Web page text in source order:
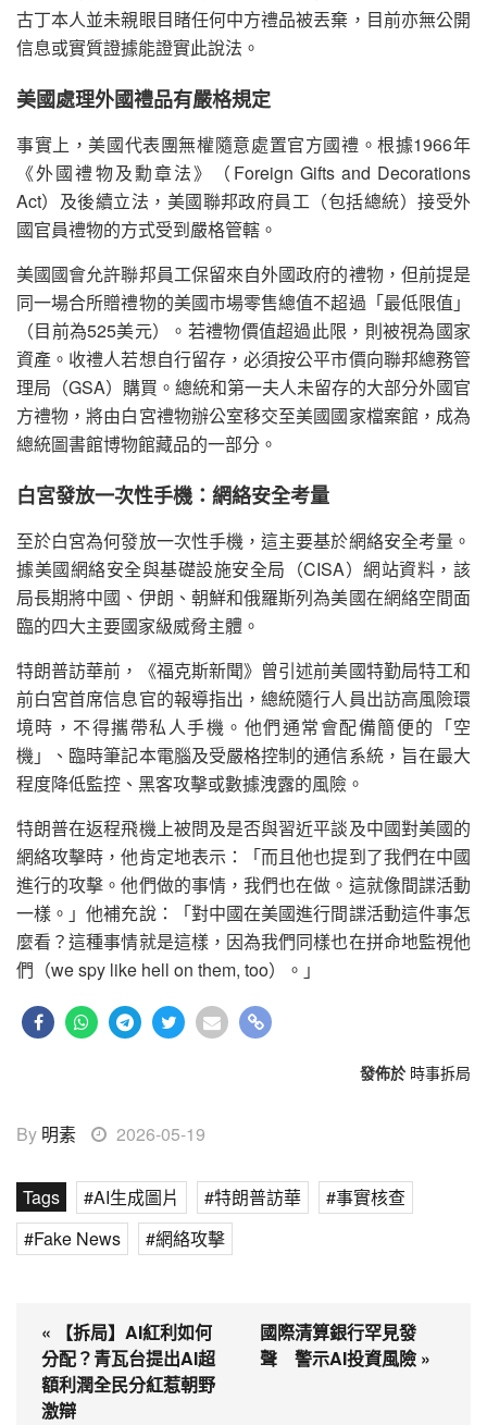
古丁本人並未親眼目睹任何中方禮品被丟棄，目前亦無公開
信息或實質證據能證實此說法。
美國處理外國禮品有嚴格規定
事實上，美國代表團無權隨意處置官方國禮。根據1966年
《外國禮物及勳章法》（Foreign Gifts and Decorations
Act）及後續立法，美國聯邦政府員工（包括總統）接受外
國官員禮物的方式受到嚴格管轄。
美國國會允許聯邦員工保留來自外國政府的禮物，但前提是
同一場合所贈禮物的美國市場零售總值不超過「最低限值」
（目前為525美元）。若禮物價值超過此限，則被視為國家
資產。收禮人若想自行留存，必須按公平市價向聯邦總務管
理局（GSA）購買。總統和第一夫人未留存的大部分外國官
方禮物，將由白宮禮物辦公室移交至美國國家檔案館，成為
總統圖書館博物館藏品的一部分。
白宮發放一次性手機：網絡安全考量
至於白宮為何發放一次性手機，這主要基於網絡安全考量。
據美國網絡安全與基礎設施安全局（CISA）網站資料，該
局長期將中國、伊朗、朝鮮和俄羅斯列為美國在網絡空間面
臨的四大主要國家級威脅主體。
特朗普訪華前，《福克斯新聞》曾引述前美國特勤局特工和
前白宮首席信息官的報導指出，總統隨行人員出訪高風險環
境時，不得攜帶私人手機。他們通常會配備簡便的「空
機」、臨時筆記本電腦及受嚴格控制的通信系統，旨在最大
程度降低監控、黑客攻擊或數據洩露的風險。
特朗普在返程飛機上被問及是否與習近平談及中國對美國的
網絡攻擊時，他肯定地表示：「而且他也提到了我們在中國
進行的攻擊。他們做的事情，我們也在做。這就像間諜活動
一樣。」他補充說：「對中國在美國進行間諜活動這件事怎
麼看？這種事情就是這樣，因為我們同樣也在拼命地監視他
們（we spy like hell on them, too）。」
發佈於 時事拆局
By 明素 2026-05-19
Tags AI生成圖片 特朗普訪華
事實核查
Fake News
網絡攻擊
« 【拆局】AI紅利如何
分配？青瓦台提出AI超
額利潤全民分紅惹朝野
激辯
國際清算銀行罕見發
聲 警示AI投資風險 »